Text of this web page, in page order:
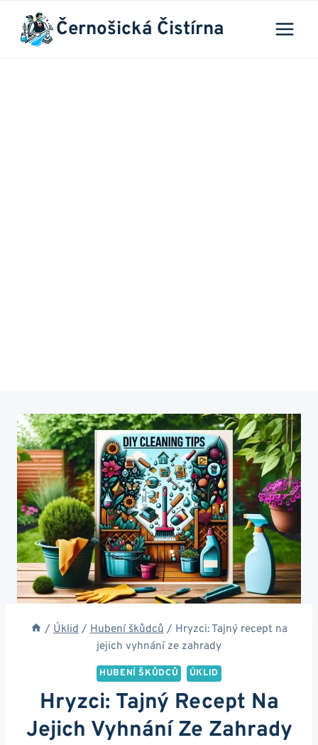
Přeskočit
obsah
Černošická Čistírna
/ Úklid / Hubení škůdců / Hryzci: Tajný recept na
jejich vyhnání ze zahrady
HUBENÍ ŠKŮDCŮ ÚKLID
Hryzci: Tajný Recept Na
Jejich Vyhnání Ze Zahrady